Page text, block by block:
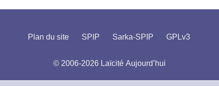
Plan du site SPIP Sarka-SPIP GPLv3
© 2006-2026 Laïcité Aujourd’hui